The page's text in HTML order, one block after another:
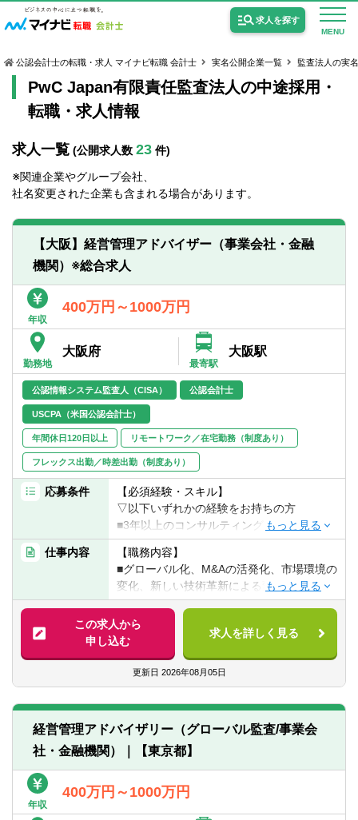
MENU
求人を探す
公認会計士の求人
USCPA（米国公認会計士）の求人
女性会計士の転職
個別転職相談会・セミナー
転職お役立ち情報
ご利用ガイド
非公開求人とは？
サービス紹介
転職お役立ち情報
業界情報
求人情報
公認会計士の転職・求人 マイナビ転職 会計士 実名公開企業一覧 監査法人の実
PwC Japan有限責任監査法人の中途採用・
転職・求人情報
求人一覧 (公開求人数 23 件)
※関連企業やグループ会社、
社名変更された企業も含まれる場合があります。
【大阪】経営管理アドバイザー（事業会社・金融
機関）※総合求人
年収
400万円～1000万円
勤務地
大阪府
最寄駅
大阪駅
公認情報システム監査人（CISA） 公認会計士
USCPA（米国公認会計士）
年間休日120日以上 リモートワーク／在宅勤務（制度あり）
フレックス出勤／時差出勤（制度あり）
応募条件
【必須経験・スキル】
▽以下いずれかの経験をお持ちの方
■3年以上のコンサルティングファーム、ま
たは、監査法人等でのコンサルタントとし
ての業務経験者
■3年以上の経営管理、経営企画等に係る業
務の経験者
■3年以上の法務/コンプライアンス/リスク管
理に係る業務の経験者
【歓迎経験・スキル】
▽下記、いずれかのスキル・経験等があれ
■事業会社の海外拠点でのビジネス経験
■TableauやPower BI等のツールやSQLのス
キルを活用し、データ分析を活用したプロ
セスの改善・高度化の経験
プロセスの自動化経験などテクノロジーを
仕事内容
【職務内容】
■グローバル化、M&Aの活発化、市場環境の
変化、新しい技術革新による変化、規制変
更、労働人口減少、内部不正、サイバー犯
罪、自然災害など、企業が対応すべきリス
クは多様化し、日々変動しています。
■また、企業は持続的な成長と中長期的な企
業価値向上の観点から、実効的なガバナン
スの構築がよりいっそう求められていま
す。
■そのような状況の中、事業アイデアの誕生
からグローバル企業に成長するまでの企業
の様々なステージに応じ、企業のニーズを
一から把握し、パートナーとして会社と一
緒に企業価値を向上させることが期待され
この求人から
申し込む
求人を詳しく見る
更新日 2026年08月05日
経営管理アドバイザリー（グローバル監査/事業会
社・金融機関）｜【東京都】
年収
400万円～1000万円